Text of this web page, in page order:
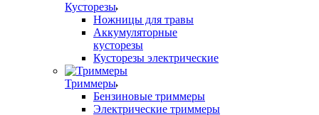
Кусторезы
Ножницы для травы
Аккумуляторные
кусторезы
Кусторезы электрические
Триммеры
Бензиновые триммеры
Электрические триммеры